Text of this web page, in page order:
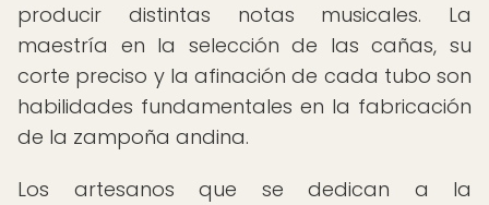
producir distintas notas musicales. La
maestría en la selección de las cañas, su
corte preciso y la afinación de cada tubo son
habilidades fundamentales en la fabricación
de la zampoña andina.
Los artesanos que se dedican a la